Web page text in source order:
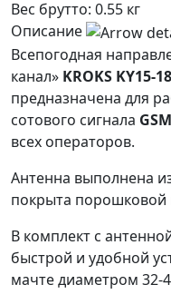
Вес брутто: 0.55 кг
Описание
Всепогодная
канал» KROKS KY15-
предназначена для
сотового сигнала
всех операторов.
Антенна выполнена
покрыта порошковой
В комплект с
быстрой и удобной
мачте диаметром 32-